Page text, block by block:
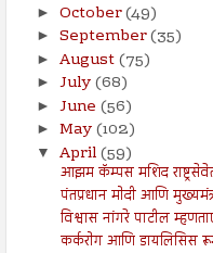
► October(49)
► September(35)
► August(75)
► July(68)
► June (56)
► May(102)
▼ April(59)
आझम कॅम्पस मशिद
पंतप्रधान मोदी आणि
विश्वास नांगरे पाटील
कर्करोग आणि डायलिसिस